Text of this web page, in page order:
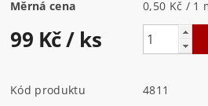
Měrná cena 0,50 Kč / 1
99 Kč/ ks
Kód produktu
4811